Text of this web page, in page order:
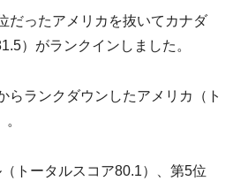
だったアメリカを抜いてカナダ
）がランクインしました。
らランクダウンしたアメリカ（ト
トータルスコア80.1）、第5位